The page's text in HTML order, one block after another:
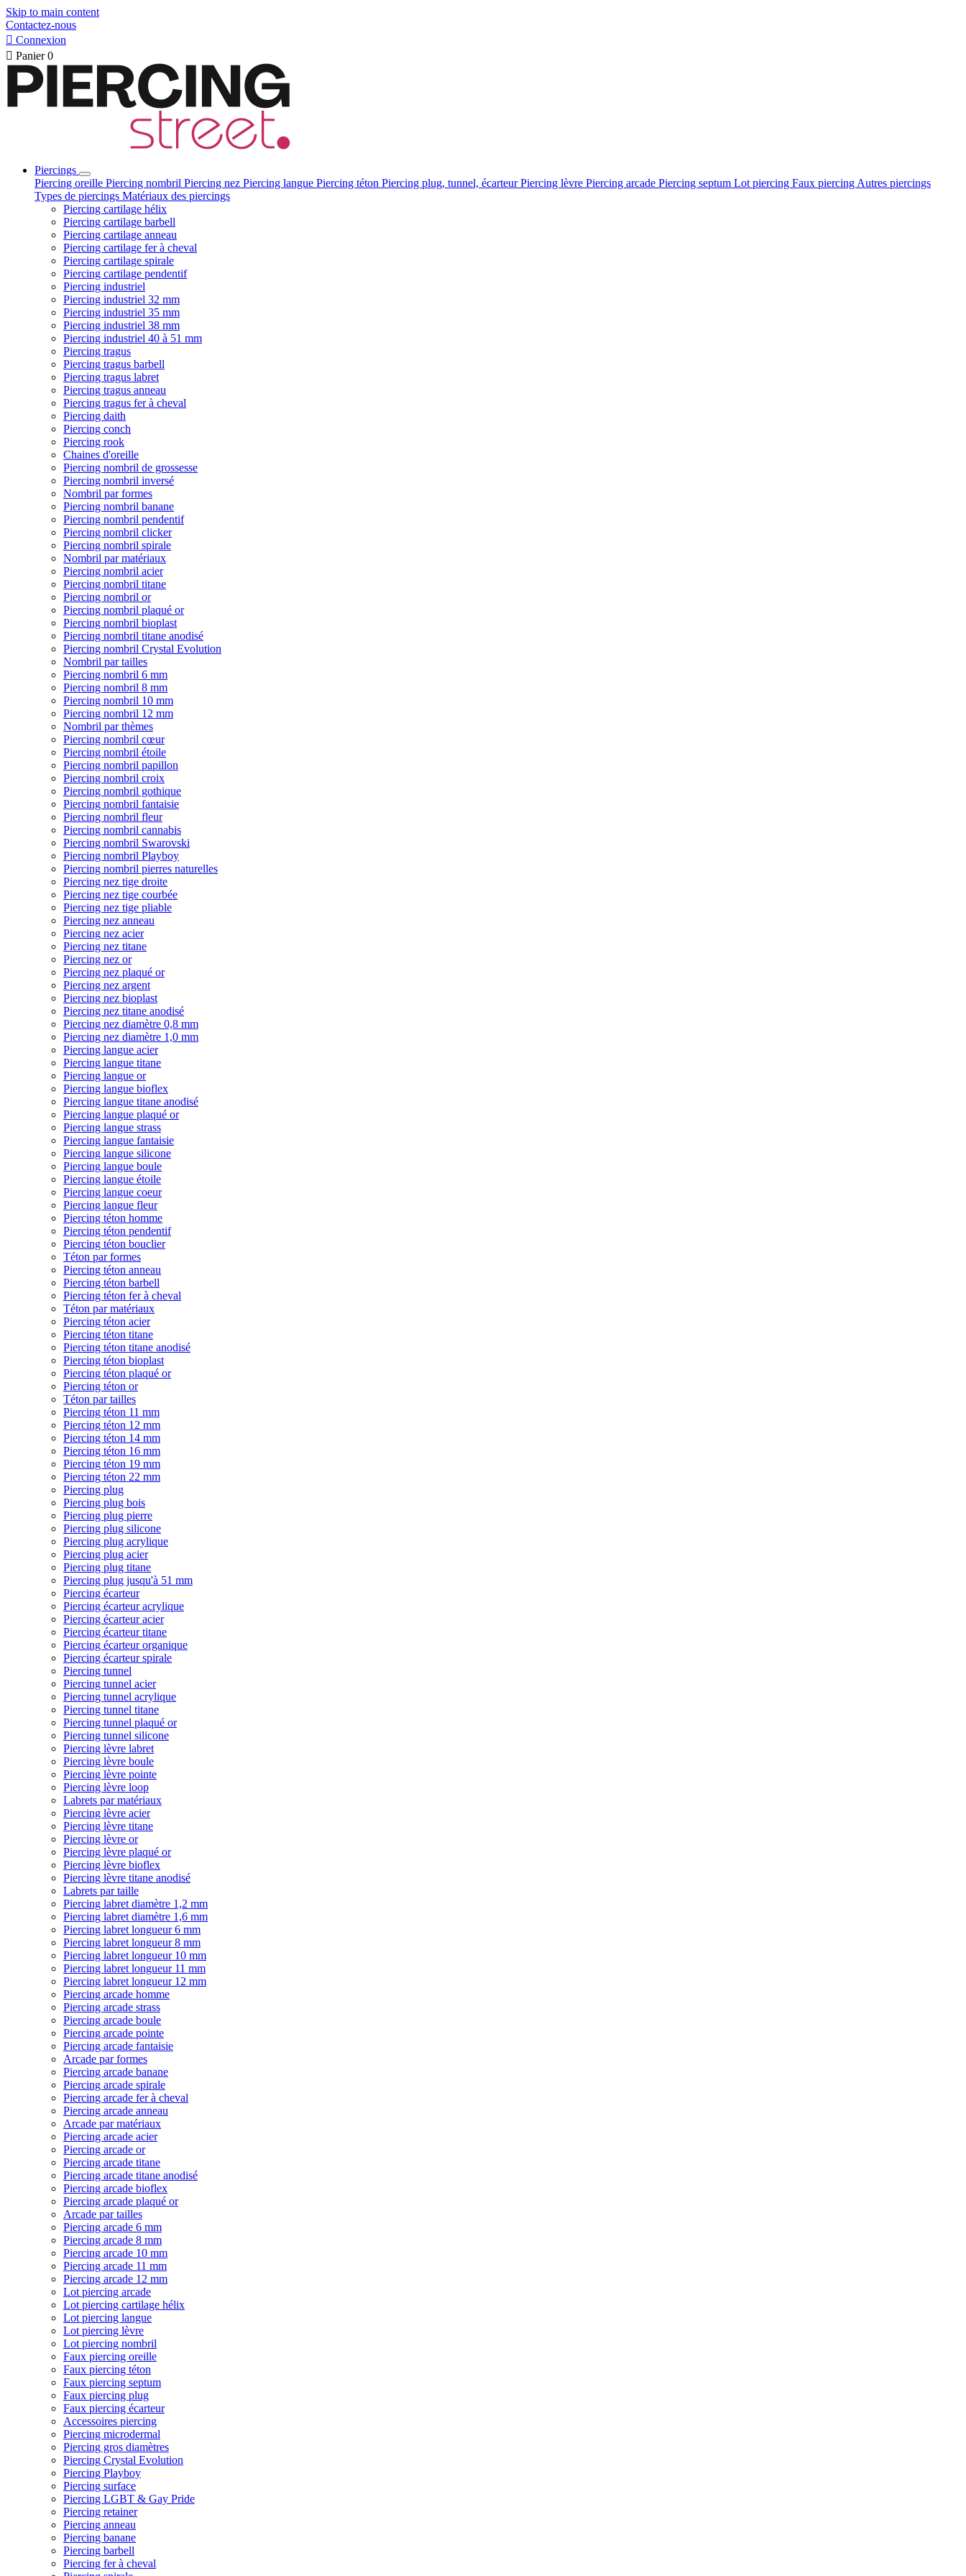
Skip to main content
Contactez-nous
 Connexion
 Panier 0
Piercings
Piercing oreille Piercing nombril Piercing nez Piercing langue Piercing téton Piercing plug, tunnel, écarteurPiercing lèvre Piercing arcade Piercing septum Lot piercing Faux piercing Autres piercings
Types de piercings Matériaux des piercings
Piercing cartilage hélix
Piercing cartilage barbell
Piercing cartilage anneau
Piercing cartilage fer à cheval
Piercing cartilage spirale
Piercing cartilage pendentif
Piercing industriel
Piercing industriel 32 mm
Piercing industriel 35 mm
Piercing industriel 38 mm
Piercing industriel 40 à 51 mm
Piercing tragus
Piercing tragus barbell
Piercing tragus labret
Piercing tragus anneau
Piercing tragus fer à cheval
Piercing daith
Piercing conch
Piercing rook
Chaines d'oreille
Piercing nombril de grossesse
Piercing nombril inversé
Nombril par formes
Piercing nombril banane
Piercing nombril pendentif
Piercing nombril clicker
Piercing nombril spirale
Nombril par matériaux
Piercing nombril acier
Piercing nombril titane
Piercing nombril or
Piercing nombril plaqué or
Piercing nombril bioplast
Piercing nombril titane anodisé
Piercing nombril Crystal Evolution
Nombril par tailles
Piercing nombril 6 mm
Piercing nombril 8 mm
Piercing nombril 10 mm
Piercing nombril 12 mm
Nombril par thèmes
Piercing nombril cœur
Piercing nombril étoile
Piercing nombril papillon
Piercing nombril croix
Piercing nombril gothique
Piercing nombril fantaisie
Piercing nombril fleur
Piercing nombril cannabis
Piercing nombril Swarovski
Piercing nombril Playboy
Piercing nombril pierres naturelles
Piercing nez tige droite
Piercing nez tige courbée
Piercing nez tige pliable
Piercing nez anneau
Piercing nez acier
Piercing nez titane
Piercing nez or
Piercing nez plaqué or
Piercing nez argent
Piercing nez bioplast
Piercing nez titane anodisé
Piercing nez diamètre 0,8 mm
Piercing nez diamètre 1,0 mm
Piercing langue acier
Piercing langue titane
Piercing langue or
Piercing langue bioflex
Piercing langue titane anodisé
Piercing langue plaqué or
Piercing langue strass
Piercing langue fantaisie
Piercing langue silicone
Piercing langue boule
Piercing langue étoile
Piercing langue coeur
Piercing langue fleur
Piercing téton homme
Piercing téton pendentif
Piercing téton bouclier
Téton par formes
Piercing téton anneau
Piercing téton barbell
Piercing téton fer à cheval
Téton par matériaux
Piercing téton acier
Piercing téton titane
Piercing téton titane anodisé
Piercing téton bioplast
Piercing téton plaqué or
Piercing téton or
Téton par tailles
Piercing téton 11 mm
Piercing téton 12 mm
Piercing téton 14 mm
Piercing téton 16 mm
Piercing téton 19 mm
Piercing téton 22 mm
Piercing plug
Piercing plug bois
Piercing plug pierre
Piercing plug silicone
Piercing plug acrylique
Piercing plug acier
Piercing plug titane
Piercing plug jusqu'à 51 mm
Piercing écarteur
Piercing écarteur acrylique
Piercing écarteur acier
Piercing écarteur titane
Piercing écarteur organique
Piercing écarteur spirale
Piercing tunnel
Piercing tunnel acier
Piercing tunnel acrylique
Piercing tunnel titane
Piercing tunnel plaqué or
Piercing tunnel silicone
Piercing lèvre labret
Piercing lèvre boule
Piercing lèvre pointe
Piercing lèvre loop
Labrets par matériaux
Piercing lèvre acier
Piercing lèvre titane
Piercing lèvre or
Piercing lèvre plaqué or
Piercing lèvre bioflex
Piercing lèvre titane anodisé
Labrets par taille
Piercing labret diamètre 1,2 mm
Piercing labret diamètre 1,6 mm
Piercing labret longueur 6 mm
Piercing labret longueur 8 mm
Piercing labret longueur 10 mm
Piercing labret longueur 11 mm
Piercing labret longueur 12 mm
Piercing arcade homme
Piercing arcade strass
Piercing arcade boule
Piercing arcade pointe
Piercing arcade fantaisie
Arcade par formes
Piercing arcade banane
Piercing arcade spirale
Piercing arcade fer à cheval
Piercing arcade anneau
Arcade par matériaux
Piercing arcade acier
Piercing arcade or
Piercing arcade titane
Piercing arcade titane anodisé
Piercing arcade bioflex
Piercing arcade plaqué or
Arcade par tailles
Piercing arcade 6 mm
Piercing arcade 8 mm
Piercing arcade 10 mm
Piercing arcade 11 mm
Piercing arcade 12 mm
Lot piercing arcade
Lot piercing cartilage hélix
Lot piercing langue
Lot piercing lèvre
Lot piercing nombril
Faux piercing oreille
Faux piercing téton
Faux piercing septum
Faux piercing plug
Faux piercing écarteur
Accessoires piercing
Piercing microdermal
Piercing gros diamètres
Piercing Crystal Evolution
Piercing Playboy
Piercing surface
Piercing LGBT & Gay Pride
Piercing retainer
Piercing anneau
Piercing banane
Piercing barbell
Piercing fer à cheval